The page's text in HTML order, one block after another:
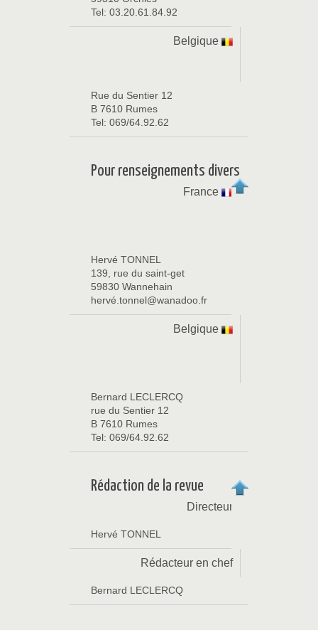
Tel: 03.20.61.84.92
Belgique
Rue du Sentier 12
B 7610 Rumes
Tel: 069/64.92.62
Pour renseignements divers
France
Hervé TONNEL
139, rue du saint-get
59830 Wannehain
hervé.tonnel@wanadoo.fr
Belgique
Bernard LECLERCQ
rue du Sentier 12
B 7610 Rumes
Tel: 069/64.92.62
Rédaction de la revue
Directeur
Hervé TONNEL
Rédacteur en chef
Bernard LECLERCQ